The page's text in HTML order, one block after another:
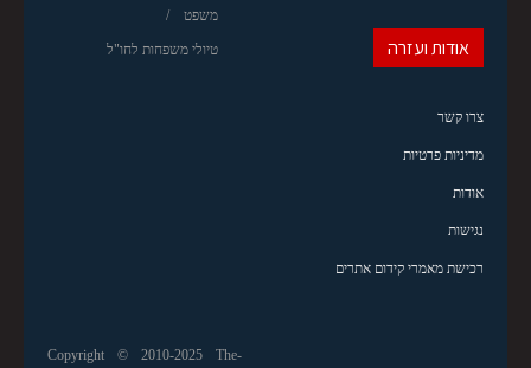
משפט
טיולי משפחות לחו"ל אודות ועזרה
צרו קשר
מדיניות פרטיות
אודות
נגישות
רכישת מאמרי קידום אתרים
Copyright © 2010-2025 The-